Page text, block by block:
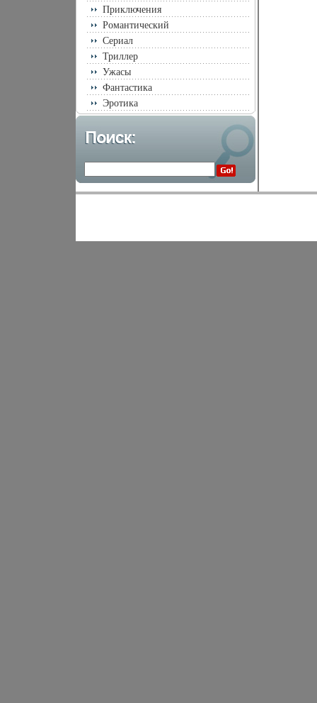
Приключения
Романтический
Сериал
Триллер
Ужасы
Фантастика
Эротика